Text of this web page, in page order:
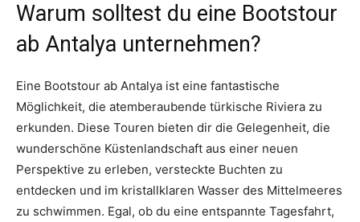
Warum solltest du eine Bootstour
ab Antalya unternehmen?
Eine Bootstour ab Antalya ist eine fantastische
Möglichkeit, die atemberaubende türkische Riviera zu
erkunden. Diese Touren bieten dir die Gelegenheit, die
wunderschöne Küstenlandschaft aus einer neuen
Perspektive zu erleben, versteckte Buchten zu
entdecken und im kristallklaren Wasser des Mittelmeeres
zu schwimmen. Egal, ob du eine entspannte Tagesfahrt,